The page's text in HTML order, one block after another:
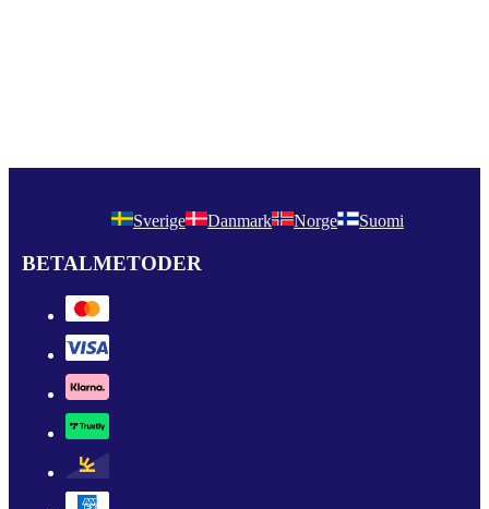
Sverige Danmark Norge Suomi
BETALMETODER